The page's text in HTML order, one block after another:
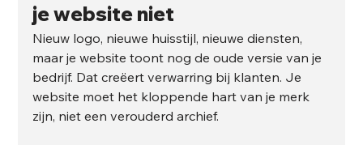
je website niet
Nieuw logo, nieuwe huisstijl, nieuwe diensten,
maar je website toont nog de oude versie van je
bedrijf. Dat creëert verwarring bij klanten. Je
website moet het kloppende hart van je merk
zijn, niet een verouderd archief.